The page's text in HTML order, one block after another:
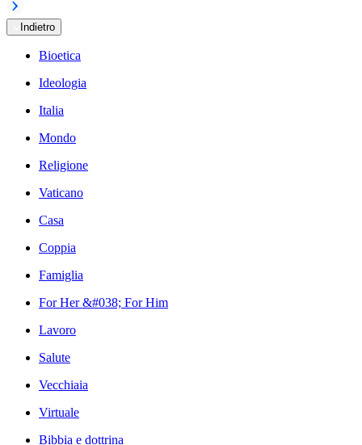
Indietro
Bioetica
Ideologia
Italia
Mondo
Religione
Vaticano
Casa
Coppia
Famiglia
For Her &#038; For Him
Lavoro
Salute
Vecchiaia
Virtuale
Bibbia e dottrina